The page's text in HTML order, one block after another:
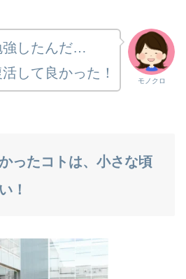
モノクロ
強したんだ…
して良かった！
ったコトは、小さな頃
！